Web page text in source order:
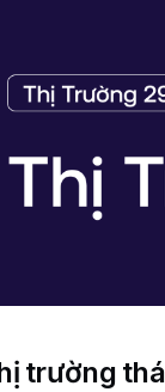
trường